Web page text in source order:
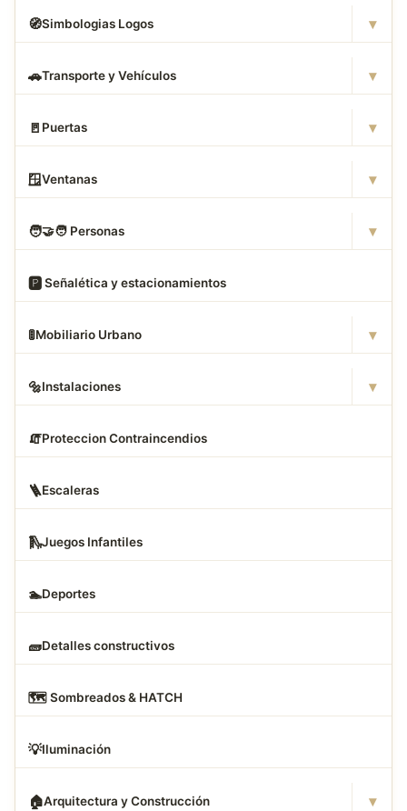
🧭Simbologias Logos ▾
🚗Transporte y Vehículos ▾
🚪 Puertas ▾
🪟Ventanas ▾
🧑‍🤝‍🧑 Personas ▾
🅿️ Señalética y estacionamientos
🚦Mobiliario Urbano ▾
🔩Instalaciones ▾
🧯Proteccion Contraincendios
🪜Escaleras
🛝Juegos Infantiles
🏊Deportes
🧱Detalles constructivos
🗺️ Sombreados & HATCH
💡Iluminación
🏠Arquitectura y Construcción ▾